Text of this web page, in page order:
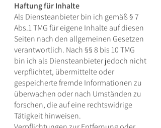
Haftung für Inhalte
Als Diensteanbieter bin ich gemäß § 7
Abs.1 TMG für eigene Inhalte auf diesen
Seiten nach den allgemeinen Gesetzen
verantwortlich. Nach §§ 8 bis 10 TMG
bin ich als Diensteanbieter jedoch nicht
verpflichtet, übermittelte oder
gespeicherte fremde Informationen zu
überwachen oder nach Umständen zu
forschen, die auf eine rechtswidrige
Tätigkeit hinweisen.